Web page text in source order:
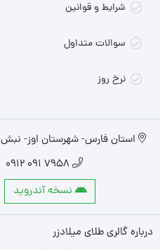
شرایط و قوانین
سوالات متداول
نرخ روز
استان فارس- شهرستان اوز-
7958 091 0912
نسخه آندروید
درباره گالری طلای میلادزر